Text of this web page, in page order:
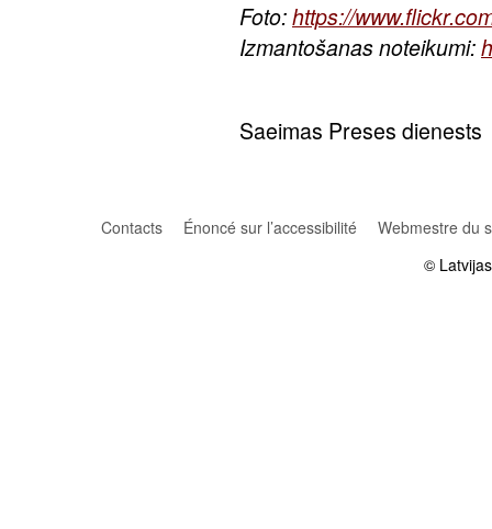
Foto:https://
Izmantošanas noteikumi:
Saeimas Preses dienests
Contacts Énoncé sur l’accessibilité
Webmestre du
©